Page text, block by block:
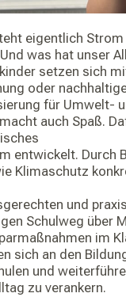
eigentlich Strom
was hat unser
setzen sich
oder
für Umwelt-
auch Spaß.
entwickelt. Durch
Klimaschutz
und
Schulweg über
im
sich an den
und
zu verankern.